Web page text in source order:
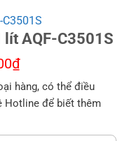
AQF-C3501S
₫
hàng, có thể điều
Hotline để biết thêm